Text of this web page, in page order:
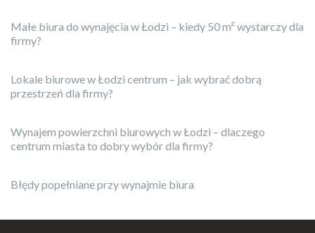
Małe biura do wynajęcia w Łodzi – kiedy 50 m² wystarczy dla
firmy?
Lokale biurowe w Łodzi centrum – jak wybrać dobrą
przestrzeń dla firmy?
Wynajem powierzchni biurowych w Łodzi – dlaczego
centrum miasta to dobry wybór dla firmy?
Błędy popełniane przy wynajmie biura